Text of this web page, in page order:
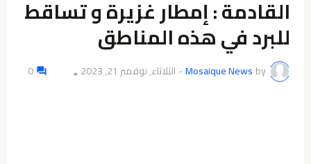
القادمة : إمطار غزيرة و تساقط
للبرد في هذه المناطق
by
Mosaique News
- الثلاثاء, نوفمبر 21, 2023 👁️
0